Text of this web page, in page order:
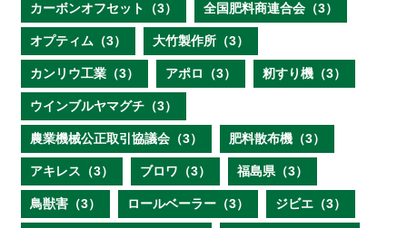
カーボンオフセット（3） 全国肥料商連合会（3）
オプティム（3） 大竹製作所（3）
カンリウ工業（3） アポロ（3） 籾すり機（3）
ウインブルヤマグチ（3）
農業機械公正取引協議会（3） 肥料散布機（3）
アキレス（3） ブロワ（3） 福島県（3）
鳥獣害（3） ロールベーラー（3） ジビエ（3）